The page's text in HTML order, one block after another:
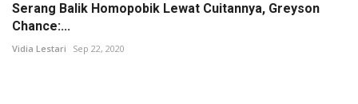
Serang Balik Homopobik Lewat Cuitannya, Greyson
Chance:...
Vidia Lestari Sep 22, 2020